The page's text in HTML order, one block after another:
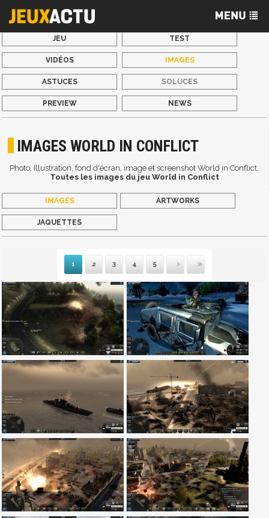
JEU TEST
VIDÉOS IMAGES
ASTUCES SOLUCES
PREVIEW NEWS
IMAGES WORLD IN CONFLICT
Photo, Illustration, fond d'écran, image et screenshot World in Conflict.
Toutes les images du jeu World in Conflict
IMAGES ARTWORKS
JAQUETTES
1 2 3 4 5
Suivante
Dernière